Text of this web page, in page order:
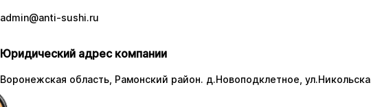
admin@anti-sushi.ru
Юридический адрес компании
Воронежская область, Рамонский район. д.Новоподклетное,